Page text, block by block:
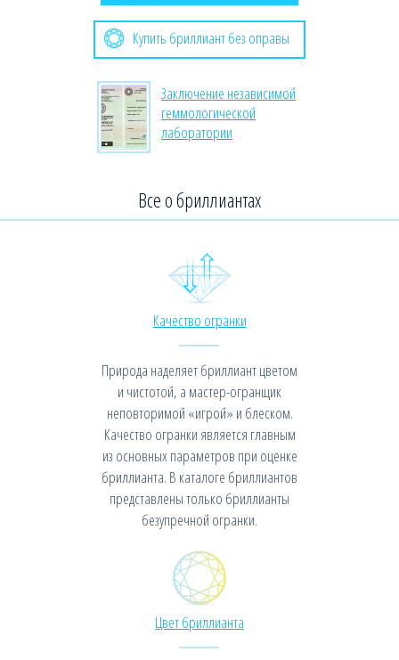
Купить бриллиант без оправы
Заключение независимой
геммологической
лаборатории
Все о бриллиантах
Качество огранки
Природа наделяет бриллиант цветом
и чистотой, а мастер-огранщик
неповторимой «игрой» и блеском.
Качество огранки является главным
из основных параметров при оценке
бриллианта. В каталоге бриллиантов
представлены только бриллианты
безупречной огранки.
Цвет бриллианта